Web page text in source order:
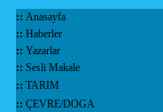
:: Anasayfa
:: Haberler
:: Yazarlar
:: Sesli Makale
:: TARIM
:: ÇEVRE/DOGA